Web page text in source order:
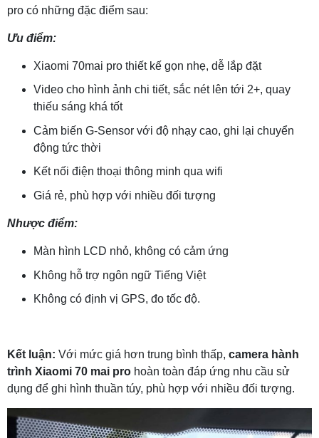
pro có những đặc điểm sau:
Ưu điểm:
Xiaomi 70mai pro thiết kế gọn nhẹ, dễ lắp đặt
Video cho hình ảnh chi tiết, sắc nét lên tới 2+, quay
thiếu sáng khá tốt
Cảm biến G-Sensor với độ nhạy cao, ghi lại chuyển
động tức thời
Kết nối điện thoại thông minh qua wifi
Giá rẻ, phù hợp với nhiều đối tượng
Nhược điểm:
Màn hình LCD nhỏ, không có cảm ứng
Không hỗ trợ ngôn ngữ Tiếng Việt
Không có định vị GPS, đo tốc độ.
Kết luận: Với mức giá hơn trung bình thấp, camera hành
trình Xiaomi 70 mai pro hoàn toàn đáp ứng nhu cầu sử
dụng để ghi hình thuần túy, phù hợp với nhiều đối tượng.